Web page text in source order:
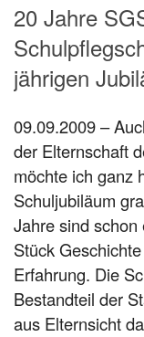
20 Jahre
jährigen
09.09.2009 –
der Elternschaft
möchte ich ganz
Schuljubiläum
Jahre sind schon
Stück
Erfahrung. Die
Bestandteil der
aus Elternsicht